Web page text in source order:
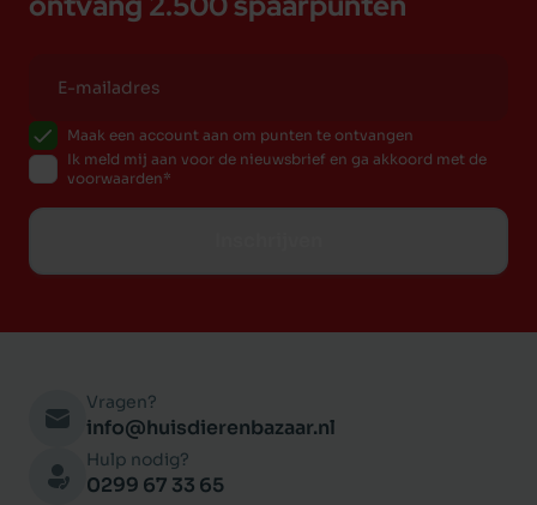
Maak een account aan om punten te ontvangen
Ik meld mij aan voor de nieuwsbrief en ga akkoord met de
voorwaarden
Vragen?
info@huisdierenbazaar.nl
Hulp nodig?
0299 67 33 65